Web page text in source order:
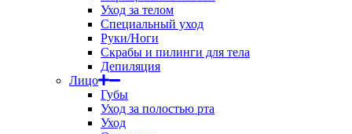
Уход за телом
Специальный уход
Руки/Ноги
Скрабы и пилинги для тела
Депиляция
Лицо
Губы
Уход за полостью рта
Уход